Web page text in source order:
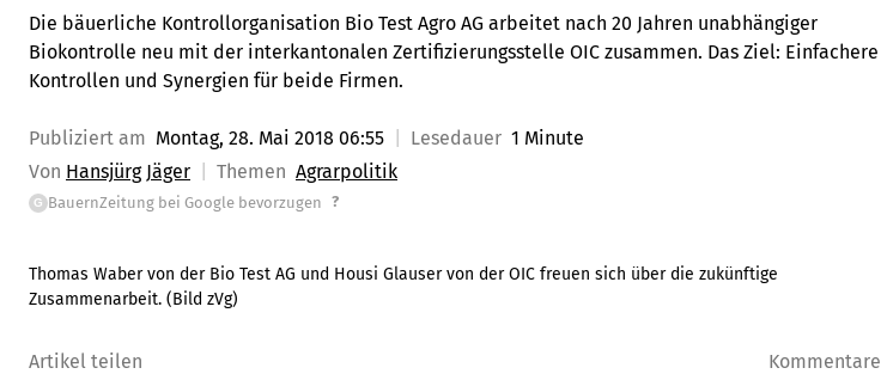
Die bäuerliche Kontrollorganisation Bio Test Agro AG arbeitet nach 20 Jahren unabhängiger
Biokontrolle neu mit der interkantonalen Zertifizierungsstelle OIC zusammen. Das Ziel: Einfachere
Kontrollen und Synergien für beide Firmen.
Publiziert am Montag, 28. Mai 2018 06:55 Lesedauer 1 Minute
Von Hansjürg Jäger Themen Agrarpolitik
G BauernZeitung bei Google bevorzugen ?
Thomas Waber von der Bio Test AG und Housi Glauser von der OIC freuen sich über die zukünftige
Zusammenarbeit. (Bild zVg)
Artikel teilen Kommentare